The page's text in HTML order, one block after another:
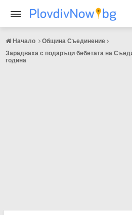
Начало
Община Съединение
Зарадваха с подаръци бебетата на
година